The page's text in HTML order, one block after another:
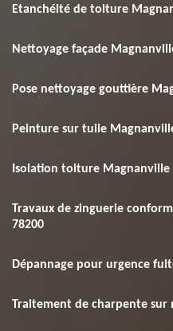
Etanchéité de toiture
Nettoyage façade
Pose nettoyage gouttière
Peinture sur tuile
Isolation toiture Magnanville
Travaux de zinguerie
78200
Dépannage pour urgence
Traitement de charpente sur